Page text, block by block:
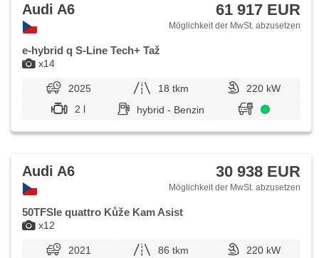
x14
Audi A6 61 917 EUR
Möglichkeit der MwSt. abzusetzen
e-hybrid q S-Line Tech+ Taž
2025 18 tkm
220 kW
2 l
hybrid - Benzin
x12
Audi A6 30 938 EUR
Möglichkeit der MwSt. abzusetzen
50TFSIe quattro Kůže Kam Asist
2021 86 tkm
220 kW